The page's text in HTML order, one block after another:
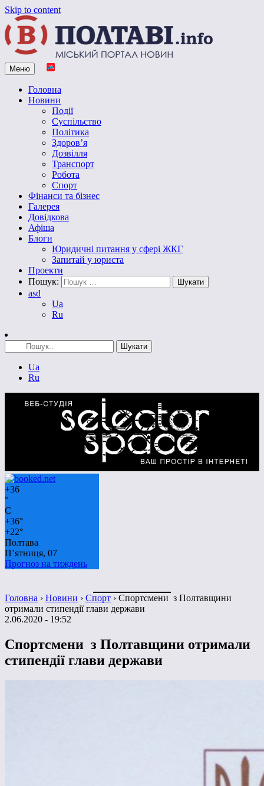
Skip to content
Vpoltave.info
Полтавський портал новин
Меню
Головна
Новини
Події
Суспільство
Політика
Здоров’я
Дозвілля
Транспорт
Робота
Спорт
Фінанси та бізнес
Галерея
Довідкова
Афіша
Блоги
Юридичні питання у сфері ЖКГ
Запитай у юриста
Проекти
Пошук:
asd
Ua
Ru
Ua
Ru
+36
°
C
+36°
+22°
Полтава
П’ятниця, 07
Прогноз на тиждень
Головна › Новини › Спорт › Спортсмени з Полтавщини
отримали стипендії глави держави
2.06.2020 - 19:52
Спортсмени з Полтавщини отримали
стипендії глави держави